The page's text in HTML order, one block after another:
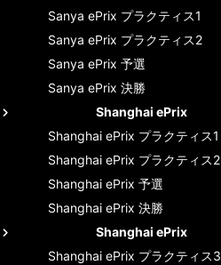
Sanya ePrix プラクティス1
Sanya ePrix プラクティス2
Sanya ePrix 予選
Sanya ePrix 決勝
Shanghai ePrix
Shanghai ePrix プラクティス1
Shanghai ePrix プラクティス2
Shanghai ePrix 予選
Shanghai ePrix 決勝
Shanghai ePrix
Shanghai ePrix プラクティス3